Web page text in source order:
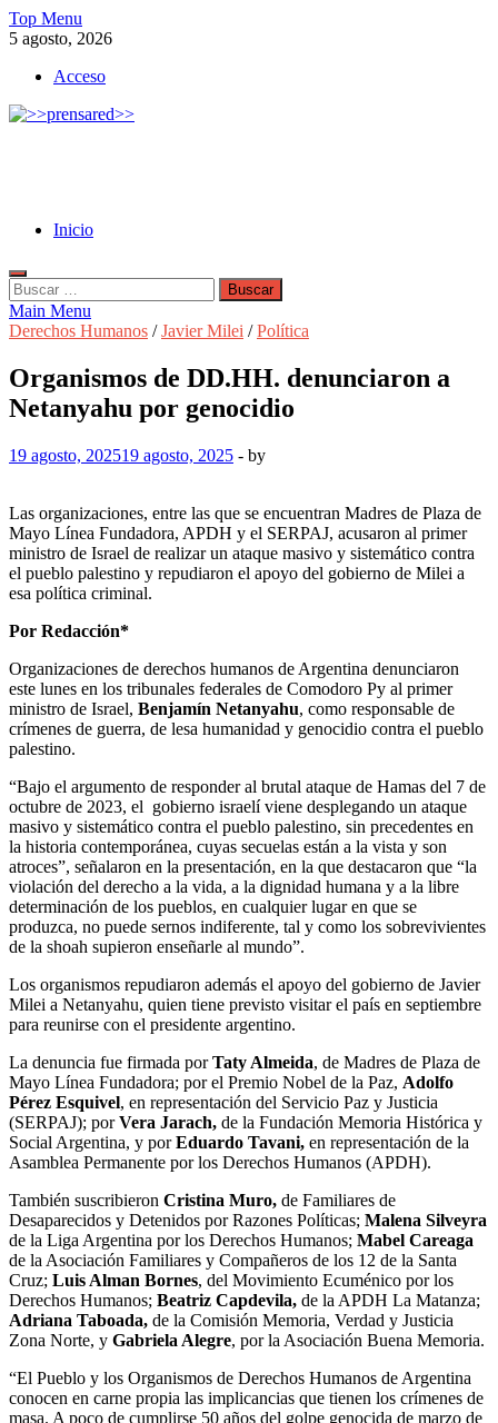
Skip
to
Top Menu
5 agosto, 2026
Acceso
Inicio
Buscar:
Main Menu
Derechos Humanos /Javier Milei /Política
Organismos de DD.HH. denunciaron a
Netanyahu por genocidio
19 agosto, 202519 agosto, 2025 - by
Las organizaciones, entre las que se encuentran Madres de Plaza de
Mayo Línea Fundadora, APDH y el SERPAJ, acusaron al primer
ministro de Israel de realizar un ataque masivo y sistemático contra
el pueblo palestino y repudiaron el apoyo del gobierno de Milei a
esa política criminal.
Por Redacción*
Organizaciones de derechos humanos de Argentina denunciaron
este lunes en los tribunales federales de Comodoro Py al primer
ministro de Israel, Benjamín Netanyahu, como responsable de
crímenes de guerra, de lesa humanidad y genocidio contra el pueblo
palestino.
“Bajo el argumento de responder al brutal ataque de Hamas del 7 de
octubre de 2023, el gobierno israelí viene desplegando un ataque
masivo y sistemático contra el pueblo palestino, sin precedentes en
la historia contemporánea, cuyas secuelas están a la vista y son
atroces”, señalaron en la presentación, en la que destacaron que “la
violación del derecho a la vida, a la dignidad humana y a la libre
determinación de los pueblos, en cualquier lugar en que se
produzca, no puede sernos indiferente, tal y como los sobrevivientes
de la shoah supieron enseñarle al mundo”.
Los organismos repudiaron además el apoyo del gobierno de Javier
Milei a Netanyahu, quien tiene previsto visitar el país en septiembre
para reunirse con el presidente argentino.
La denuncia fue firmada porTaty Almeida, de Madres de Plaza de
Mayo Línea Fundadora; por el Premio Nobel de la Paz, Adolfo
Pérez Esquivel, en representación del Servicio Paz y Justicia
(SERPAJ); porVera Jarach, de la Fundación Memoria Histórica y
Social Argentina, y porEduardo Tavani, en representación de la
Asamblea Permanente por los Derechos Humanos (APDH).
También suscribieron Cristina Muro, de Familiares de
Desaparecidos y Detenidos por Razones Políticas; Malena Silveyra
de la Liga Argentina por los Derechos Humanos; Mabel Careaga
de la Asociación Familiares y Compañeros de los 12 de la Santa
Cruz; Luis Alman Bornes, del Movimiento Ecuménico por los
Derechos Humanos; Beatriz Capdevila, de la APDH La Matanza;
Adriana Taboada, de la Comisión Memoria, Verdad y Justicia
Zona Norte, y Gabriela Alegre, por la Asociación Buena Memoria.
“El Pueblo y los Organismos de Derechos Humanos de Argentina
conocen en carne propia las implicancias que tienen los crímenes de
masa. A poco de cumplirse 50 años del golpe genocida de marzo de